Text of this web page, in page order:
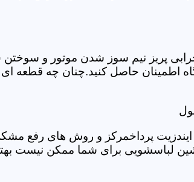
پریز نیم سوز شدن موتور و سوختن
اطمینان حاصل کنید.چنان چه قطعه
پرداخمرکز و روش های رفع
لباسشویی برای شما ممکن نیست